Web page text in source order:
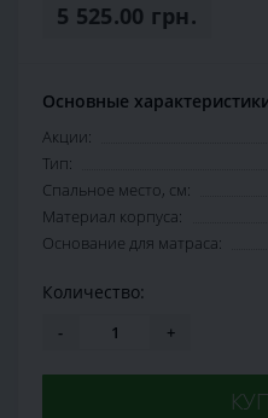
5 525.00 грн.
Основные
Акции:
Тип:
Спальное место, см:
Материал корпуса:
Основание для матраса:
Количество:
- +